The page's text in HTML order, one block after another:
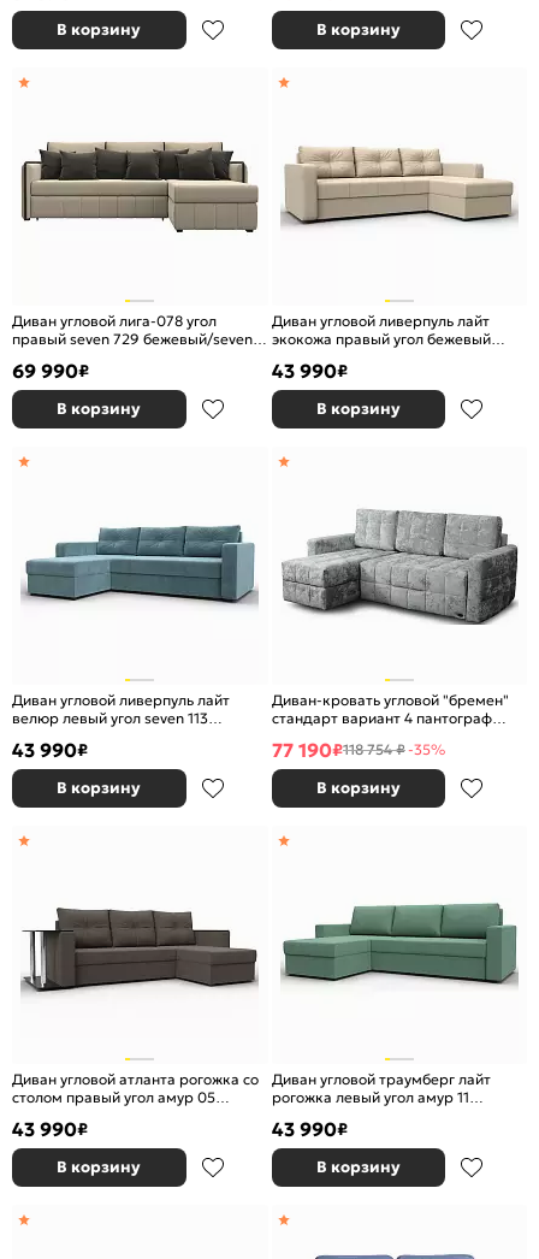
В корзину В корзину
Диван угловой лига-078 угол
правый seven 729 бежевый/seven
69 990₽
В корзину
Диван угловой ливерпуль лайт
экокожа правый угол бежевый
43 990₽
В корзину
Диван угловой ливерпуль лайт
велюр левый угол seven 113
43 990₽
В корзину
Диван-кровать угловой "бремен"
стандарт вариант 4 пантограф
77 190₽118 754 ₽-35%
В корзину
Диван угловой атланта рогожка со
столом правый угол амур 05
43 990₽
В корзину
Диван угловой траумберг лайт
рогожка левый угол амур 11
43 990₽
В корзину